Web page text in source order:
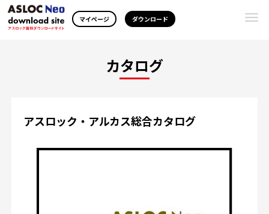
マイページ ダウンロード
カタログ
アスロック・アルカス総合カタログ